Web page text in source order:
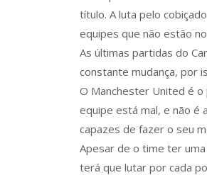
título. A luta pelo
equipes que não estão
As últimas partidas do
constante mudança, por
O Manchester United é
equipe está mal, e não é
capazes de fazer o seu
Apesar de o time ter
terá que lutar por cada